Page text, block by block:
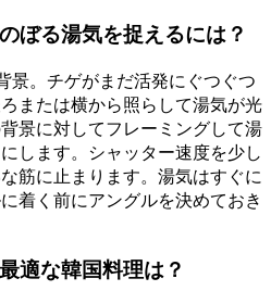
ぼる湯気を捉えるには？
景。チゲがまだ活発にぐつぐつ
または横から照らして湯気が光
景に対してフレーミングして湯
します。シャッター速度を少し
筋に止まります。湯気はすぐに
着く前にアングルを決めておき
適な韓国料理は？